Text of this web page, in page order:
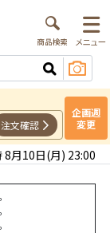
注文確認
企画週
変更
8月10日(月) 23:00